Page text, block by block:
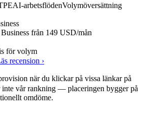
AI-arbetsflödenVolymöversättning
från 149 USD/mån
för volym
recension ›
när du klickar på vissa länkar på
inte vår rankning — placeringen bygger på
omdöme.